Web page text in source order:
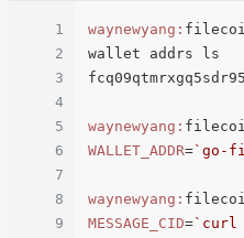
1
2
3
4
5
6
7
8
9
waynewyang:
wallet addrs ls
waynewyang:
WALLET_ADDR=`go-
waynewyang:
MESSAGE_CID=`curl